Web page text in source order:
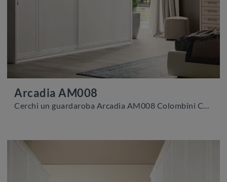
Arcadia AM008
Cerchi un guardaroba Arcadia AM008 Colombini Casa? Clicca subito! Gli armadi a muro con ante scorrevoli ti attendono.